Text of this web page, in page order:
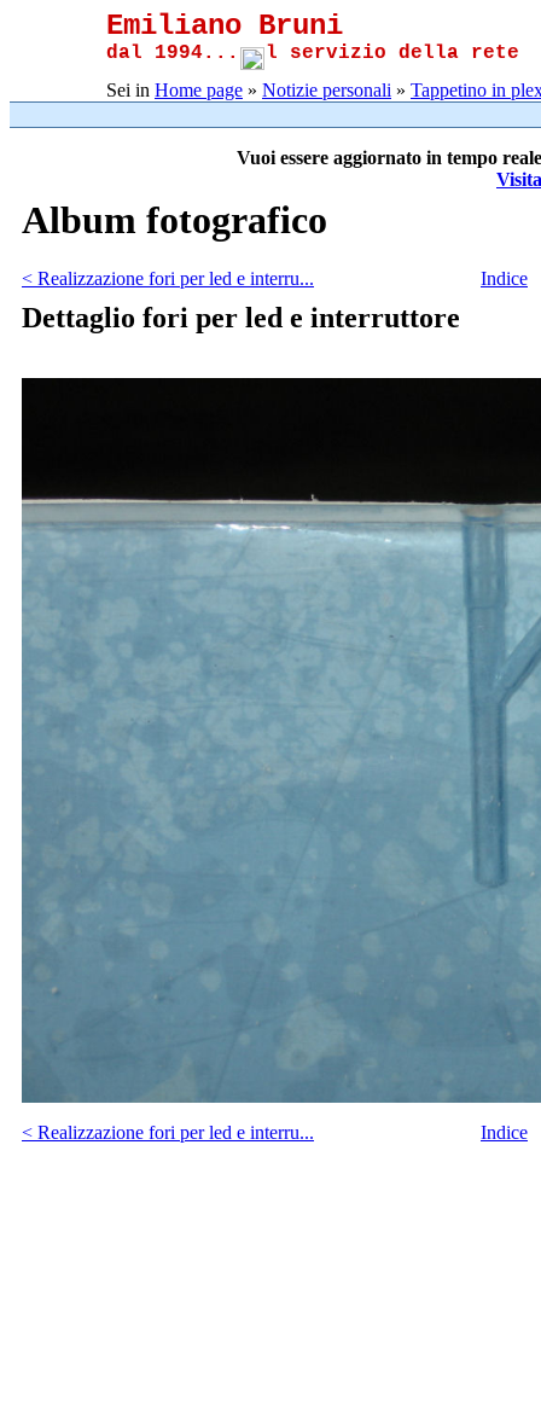
Emiliano Bruni
dal 1994... l servizio della rete
Sei in Home page » Notizie personali » Tappetino in
Vuoi essere aggiornato in tempo
Album fotografico
< Realizzazione fori per led e interru... Indice
Dettaglio fori per led e interruttore
< Realizzazione fori per led e interru... Indice